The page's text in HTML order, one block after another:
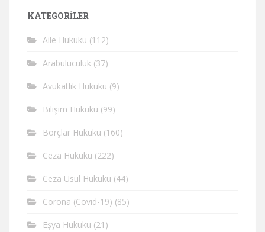
KATEGORİLER
Aile Hukuku (112)
Arabuluculuk (37)
Avukatlık Hukuku (9)
Bilişim Hukuku (99)
Borçlar Hukuku (160)
Ceza Hukuku (222)
Ceza Usul Hukuku (44)
Corona (Covid-19) (85)
Eşya Hukuku (21)